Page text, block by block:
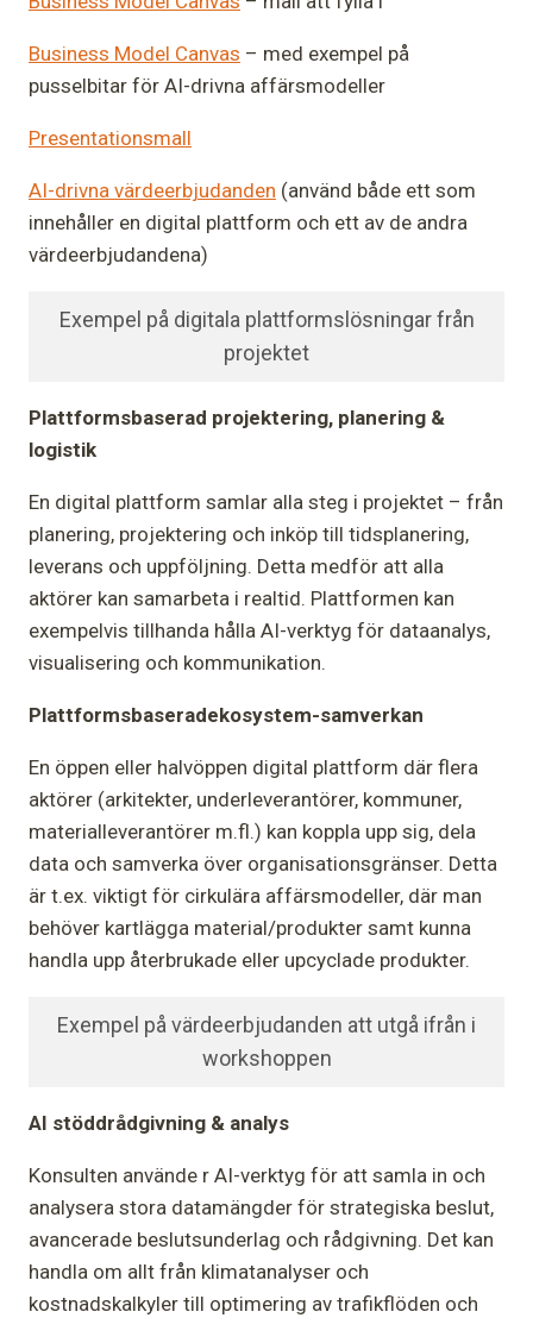
Business Model Canvas – med exempel på
pusselbitar för AI-drivna affärsmodeller
Presentationsmall
AI-drivna värdeerbjudanden (använd både ett som
innehåller en digital plattform och ett av de andra
värdeerbjudandena)
Exempel på digitala plattformslösningar från
projektet
Plattformsbaserad projektering, planering &
logistik
En digital plattform samlar alla steg i projektet – från
planering, projektering och inköp till tidsplanering,
leverans och uppföljning. Detta medför att alla
aktörer kan samarbeta i realtid. Plattformen kan
exempelvis tillhanda hålla AI-verktyg för dataanalys,
visualisering och kommunikation.
Plattformsbaseradekosystem-samverkan
En öppen eller halvöppen digital plattform där flera
aktörer (arkitekter, underleverantörer, kommuner,
materialleverantörer m.fl.) kan koppla upp sig, dela
data och samverka över organisationsgränser. Detta
är t.ex. viktigt för cirkulära affärsmodeller, där man
behöver kartlägga material/produkter samt kunna
handla upp återbrukade eller upcyclade produkter.
Exempel på värdeerbjudanden att utgå ifrån i
workshoppen
AI stöddrådgivning & analys
Konsulten använde r AI-verktyg för att samla in och
analysera stora datamängder för strategiska beslut,
avancerade beslutsunderlag och rådgivning. Det kan
handla om allt från klimatanalyser och
kostnadskalkyler till optimering av trafikflöden och